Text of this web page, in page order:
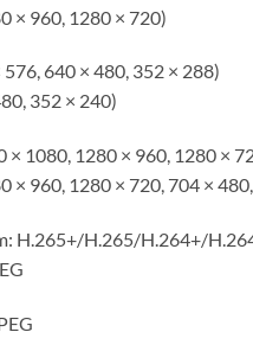
× 960, 1280 × 720)
640 × 480, 352 × 288)
352 × 240)
1080, 1280 × 960, 1280 ×
× 960, 1280 × 720, 704 ×
H.265+/H.265/H.264+/